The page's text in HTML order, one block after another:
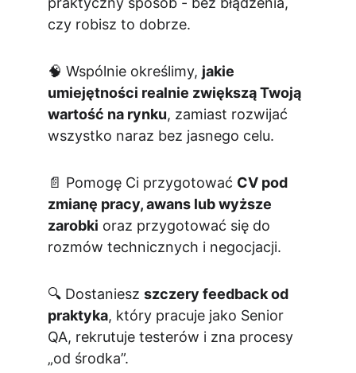
czy robisz to dobrze.
🧠 Wspólnie określimy, jakie
umiejętności realnie zwiększą Twoją
wartość na rynku, zamiast rozwijać
wszystko naraz bez jasnego celu.
📄 Pomogę Ci przygotować CV pod
zmianę pracy, awans lub wyższe
zarobki oraz przygotować się do
rozmów technicznych i negocjacji.
🔍 Dostaniesz szczery feedback od
praktyka, który pracuje jako Senior
QA, rekrutuje testerów i zna procesy
„od środka”.